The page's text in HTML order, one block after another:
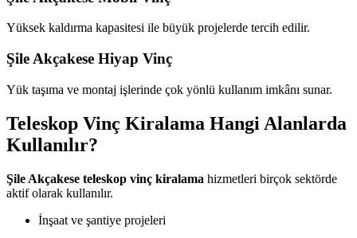
Yüksek kaldırma kapasitesi ile büyük projelerde tercih edilir.
Şile Akçakese Hiyap Vinç
Yük taşıma ve montaj işlerinde çok yönlü kullanım imkânı sunar.
Teleskop Vinç Kiralama Hangi Alanlarda
Kullanılır?
Şile Akçakese teleskop vinç kiralama hizmetleri birçok sektörde
aktif olarak kullanılır.
İnşaat ve şantiye projeleri